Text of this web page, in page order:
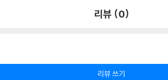
리뷰 (0)
리뷰 쓰기